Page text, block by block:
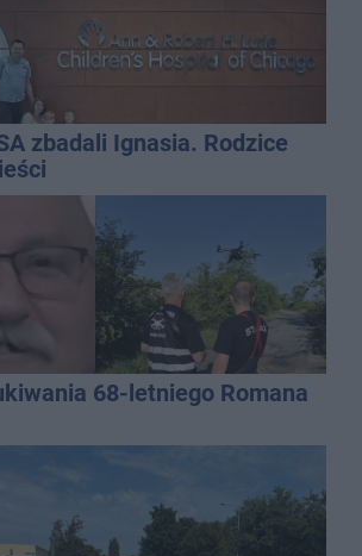
zbadali Ignasia. Rodzice
68-letniego Romana